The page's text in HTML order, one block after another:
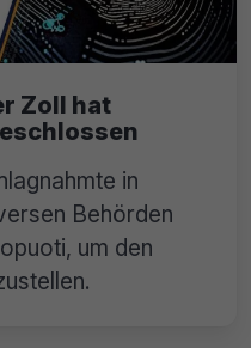
Zoll hat
in
Behörden
um den